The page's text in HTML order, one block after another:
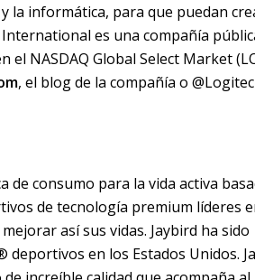
la informática, para que puedan
es una compañía
el NASDAQ Global Select Market
, el blog de la compañía o
de consumo para la vida activa
de tecnología premium líderes
así sus vidas. Jaybird ha sido
en los Estados Unidos.